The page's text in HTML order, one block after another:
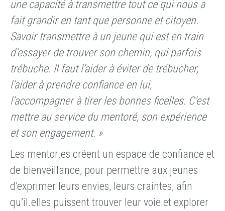
une capacité à transmettre tout ce qui nous a
fait grandir en tant que personne et citoyen.
Savoir transmettre à un jeune qui est en train
d’essayer de trouver son chemin, qui parfois
trébuche. Il faut l’aider à éviter de trébucher,
l’aider à prendre confiance en lui,
l’accompagner à tirer les bonnes ficelles. C’est
mettre au service du mentoré, son expérience
et son engagement. »
Les mentor.es créent un espace de confiance et
de bienveillance, pour permettre aux jeunes
d’exprimer leurs envies, leurs craintes, afin
qu’il.elles puissent trouver leur voie et explorer